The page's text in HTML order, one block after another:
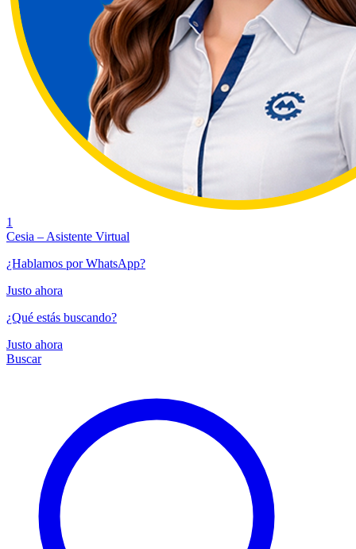
1
Cesia – Asistente Virtual
¿Hablamos por WhatsApp?
Justo ahora
¿Qué estás buscando?
Justo ahora
Buscar